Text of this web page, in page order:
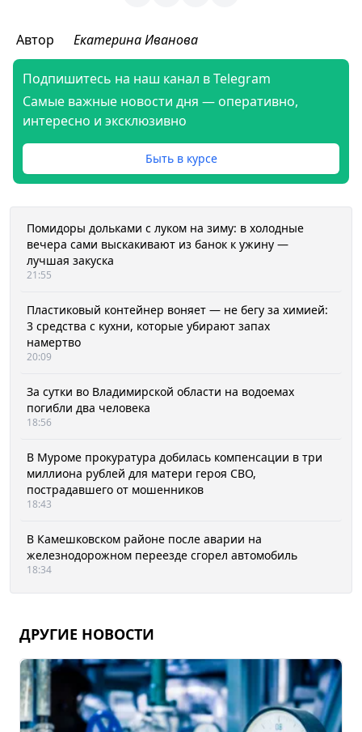
Автор Екатерина Иванова
Подпишитесь на наш канал в Telegram
Самые важные новости дня — оперативно,
интересно и эксклюзивно
Быть в курсе
Помидоры дольками с луком на зиму: в холодные
вечера сами выскакивают из банок к ужину —
лучшая закуска
21:55
Пластиковый контейнер воняет — не бегу за химией:
3 средства с кухни, которые убирают запах
намертво
20:09
За сутки во Владимирской области на водоемах
погибли два человека
18:56
В Муроме прокуратура добилась компенсации в три
миллиона рублей для матери героя СВО,
пострадавшего от мошенников
18:43
В Камешковском районе после аварии на
железнодорожном переезде сгорел автомобиль
18:34
ДРУГИЕ НОВОСТИ